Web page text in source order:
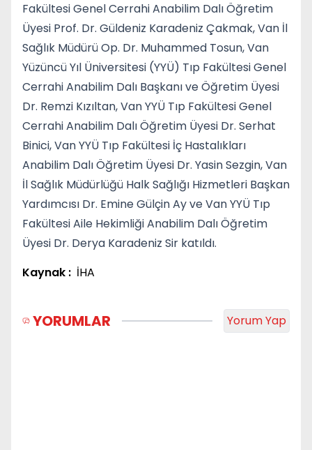
Fakültesi Genel Cerrahi Anabilim Dalı Öğretim
Üyesi Prof. Dr. Güldeniz Karadeniz Çakmak, Van İl
Sağlık Müdürü Op. Dr. Muhammed Tosun, Van
Yüzüncü Yıl Üniversitesi (YYÜ) Tıp Fakültesi Genel
Cerrahi Anabilim Dalı Başkanı ve Öğretim Üyesi
Dr. Remzi Kızıltan, Van YYÜ Tıp Fakültesi Genel
Cerrahi Anabilim Dalı Öğretim Üyesi Dr. Serhat
Binici, Van YYÜ Tıp Fakültesi İç Hastalıkları
Anabilim Dalı Öğretim Üyesi Dr. Yasin Sezgin, Van
İl Sağlık Müdürlüğü Halk Sağlığı Hizmetleri Başkan
Yardımcısı Dr. Emine Gülçin Ay ve Van YYÜ Tıp
Fakültesi Aile Hekimliği Anabilim Dalı Öğretim
Üyesi Dr. Derya Karadeniz Sir katıldı.
Kaynak : İHA
YORUMLAR Yorum Yap